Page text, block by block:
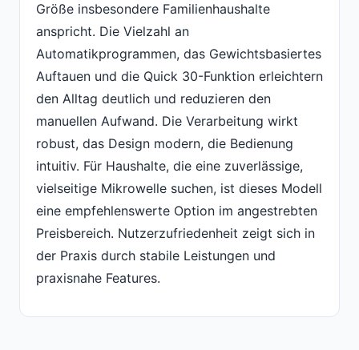
Größe insbesondere Familienhaushalte
anspricht. Die Vielzahl an
Automatikprogrammen, das Gewichtsbasiertes
Auftauen und die Quick 30-Funktion erleichtern
den Alltag deutlich und reduzieren den
manuellen Aufwand. Die Verarbeitung wirkt
robust, das Design modern, die Bedienung
intuitiv. Für Haushalte, die eine zuverlässige,
vielseitige Mikrowelle suchen, ist dieses Modell
eine empfehlenswerte Option im angestrebten
Preisbereich. Nutzerzufriedenheit zeigt sich in
der Praxis durch stabile Leistungen und
praxisnahe Features.